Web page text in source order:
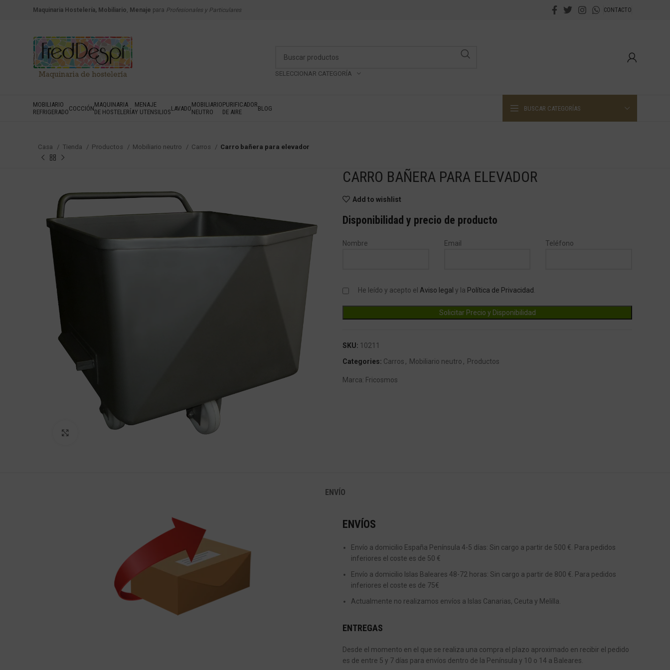
Maquinaria Hostelería, Mobiliario, Menaje para Profesionales y Particulares CONTACTO
SELECCIONAR CATEGORÍA
MOBILIARIO
REFRIGERADOCOCCIÓNMAQUINARIA
DE HOSTELERÍA
MENAJE
Y UTENSILIOSLAVADOMOBILIARIO
NEUTRO
PURIFICADOR
DE AIRE
BLOG BUSCAR CATEGORÍAS
Casa Tienda Productos Mobiliario neutro Carros Carro bañera para elevador
CARRO BAÑERA PARA ELEVADOR
Add to wishlist
Disponibilidad y precio de producto
Nombre Email Teléfono
He leído y acepto el Aviso legal y la Política de Privacidad
SKU: 10211
Categories: Carros , Mobiliario neutro , Productos
Marca: Fricosmos
ENVÍO
ENVÍOS
Envío a domicilio España Península 4-5 días: Sin cargo a partir de 500 €. Para pedidos
inferiores el coste es de 50 €
Envío a domicilio Islas Baleares 48-72 horas: Sin cargo a partir de 800 €. Para pedidos
inferiores el coste es de 75€
Actualmente no realizamos envíos a Islas Canarias, Ceuta y Melilla.
ENTREGAS
Desde el momento en el que se realiza una compra el plazo aproximado en recibir el pedido
es de entre 5 y 7 días para envíos dentro de la Península y 10 o 14 a Baleares.